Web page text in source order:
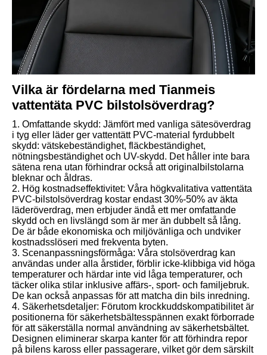
Vilka är fördelarna med Tianmeis
vattentäta PVC bilstolsöverdrag?
1. Omfattande skydd: Jämfört med vanliga sätesöverdrag
i tyg eller läder ger vattentätt PVC-material fyrdubbelt
skydd: vätskebeständighet, fläckbeständighet,
nötningsbeständighet och UV-skydd. Det håller inte bara
sätena rena utan förhindrar också att originalbilstolarna
bleknar och åldras.
2. Hög kostnadseffektivitet: Våra högkvalitativa vattentäta
PVC-bilstolsöverdrag kostar endast 30%-50% av äkta
läderöverdrag, men erbjuder ändå ett mer omfattande
skydd och en livslängd som är mer än dubbelt så lång.
De är både ekonomiska och miljövänliga och undviker
kostnadsslöseri med frekventa byten.
3. Scenanpassningsförmåga: Våra stolsöverdrag kan
användas under alla årstider, förblir icke-klibbiga vid höga
temperaturer och härdar inte vid låga temperaturer, och
täcker olika stilar inklusive affärs-, sport- och familjebruk.
De kan också anpassas för att matcha din bils inredning.
4. Säkerhetsdetaljer: Förutom krockkuddskompatibilitet är
positionerna för säkerhetsbältesspännen exakt förborrade
för att säkerställa normal användning av säkerhetsbältet.
Designen eliminerar skarpa kanter för att förhindra repor
på bilens kaross eller passagerare, vilket gör dem särskilt